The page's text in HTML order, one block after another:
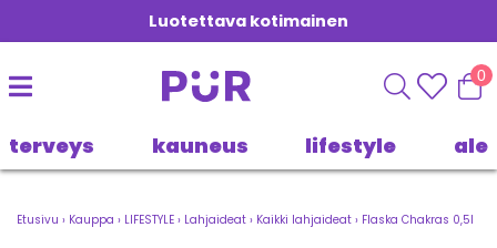
Luotettava kotimainen
0
terveys kauneus lifestyle ale
Etusivu › Kauppa › LIFESTYLE › Lahjaideat › Kaikki lahjaideat › Flaska Chakras 0,5l